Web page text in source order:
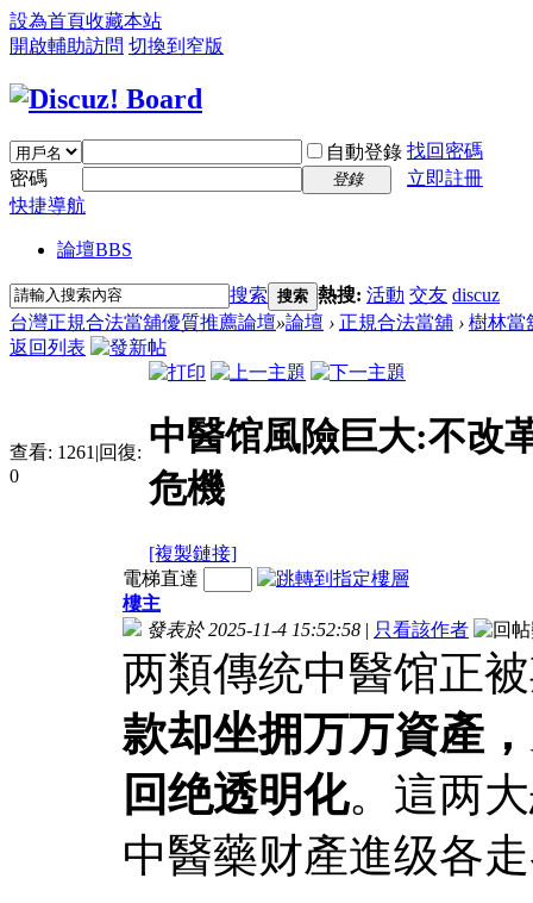
設為首頁收藏本站
開啟輔助訪問 切換到窄版
自動登錄 找回密碼
密碼
登錄
立即註冊
快捷導航
論壇BBS
搜索 搜索 熱搜: 活動 交友 discuz
台灣正規合法當舖優質推薦論壇»論壇 › 正規合法當舖 › 樹林當
返回列表
查看: 1261 |回復:
0
中醫馆風險巨大:不改
危機
[複製鏈接]
電梯直達
樓主
發表於 2025-11-4 15:52:58 | 只看該作者
两類傳统中醫馆正
款却坐拥万万資產
回绝透明化。這两
中醫藥财產進级各